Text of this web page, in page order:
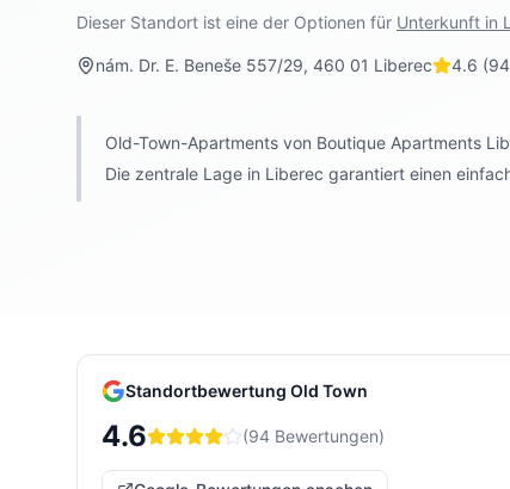
Dieser Standort ist eine der Optionen für Unterkunft in
nám. Dr. E. Beneše 557/29, 460 01 Liberec 4.6 (94
Old-Town-Apartments von Boutique Apartments
Die zentrale Lage in Liberec garantiert einen
Standortbewertung Old Town
4.6 (94 Bewertungen)